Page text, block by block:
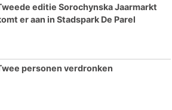
editie Sorochynska Jaarmarkt
er aan in Stadspark De Parel
personen verdronken